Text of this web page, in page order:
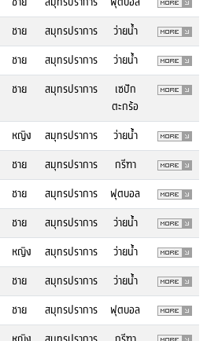
ชาย สมุทรปราการ
ว่ายน้ำ
ชาย สมุทรปราการ
ว่ายน้ำ
ชาย สมุทรปราการ
เซปัก
ตะกร้อ
หญิง สมุทรปราการ
ว่ายน้ำ
ชาย สมุทรปราการ
กรีฑา
ชาย สมุทรปราการ
ฟุตบอล
ชาย สมุทรปราการ
ว่ายน้ำ
หญิง สมุทรปราการ
ว่ายน้ำ
ชาย สมุทรปราการ
ว่ายน้ำ
ชาย สมุทรปราการ
ฟุตบอล